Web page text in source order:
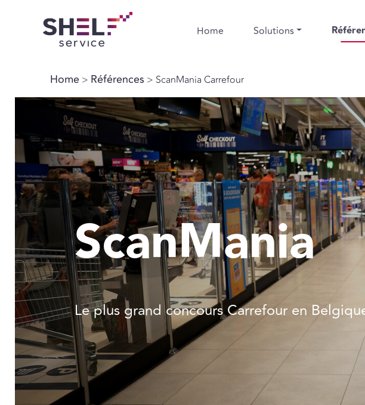
Home Solutions
Home > Références > ScanMania Carrefour
ScanMania
Le plus grand concours Carrefour en